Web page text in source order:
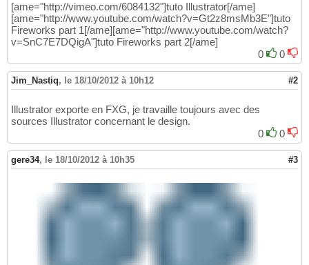
[ame="http://vimeo.com/6084132"]tuto Illustrator[/ame]
[ame="http://www.youtube.com/watch?v=Gt2z8msMb3E"]tuto
Fireworks part 1[/ame][ame="http://www.youtube.com/watch?
v=SnC7E7DQigA"]tuto Fireworks part 2[/ame]
0
0
Jim_Nastiq, le 18/10/2012 à 10h12 #2
Illustrator exporte en FXG, je travaille toujours avec des
sources Illustrator concernant le design.
0
0
gere34, le 18/10/2012 à 10h35 #3